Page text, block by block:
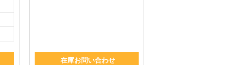
在庫お問い合わせ